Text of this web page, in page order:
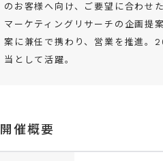
のお客様へ向け、ご要望に合わせ
マーケティングリサーチの企画提
案に兼任で携わり、営業を推進。
当として活躍。
開催概要